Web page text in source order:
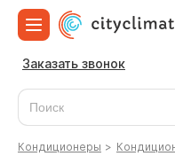
Заказать звонок
Кондиционеры >